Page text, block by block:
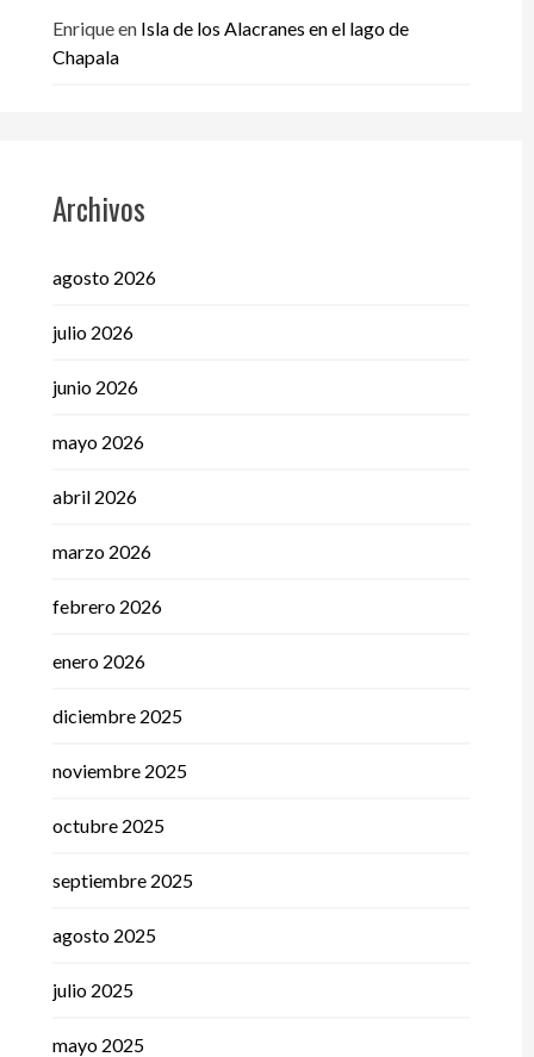
Enriqueen Isla de los Alacranes en el lago de
Chapala
Archivos
agosto 2026
julio 2026
junio 2026
mayo 2026
abril 2026
marzo 2026
febrero 2026
enero 2026
diciembre 2025
noviembre 2025
octubre 2025
septiembre 2025
agosto 2025
julio 2025
mayo 2025